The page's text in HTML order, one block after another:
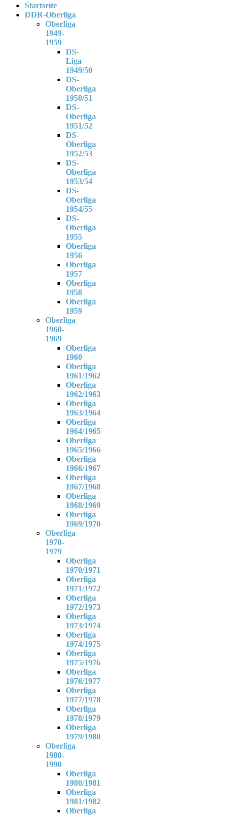
Startseite
DDR-Oberliga
Oberliga
1949-
1959
DS-
Liga
1949/50
DS-
Oberliga
1950/51
DS-
Oberliga
1951/52
DS-
Oberliga
1952/53
DS-
Oberliga
1953/54
DS-
Oberliga
1954/55
DS-
Oberliga
1955
Oberliga
1956
Oberliga
1957
Oberliga
1958
Oberliga
1959
Oberliga
1960-
1969
Oberliga
1960
Oberliga
1961/1962
Oberliga
1962/1963
Oberliga
1963/1964
Oberliga
1964/1965
Oberliga
1965/1966
Oberliga
1966/1967
Oberliga
1967/1968
Oberliga
1968/1969
Oberliga
1969/1970
Oberliga
1970-
1979
Oberliga
1970/1971
Oberliga
1971/1972
Oberliga
1972/1973
Oberliga
1973/1974
Oberliga
1974/1975
Oberliga
1975/1976
Oberliga
1976/1977
Oberliga
1977/1978
Oberliga
1978/1979
Oberliga
1979/1980
Oberliga
1980-
1990
Oberliga
1980/1981
Oberliga
1981/1982
Oberliga